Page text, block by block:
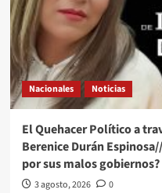
opinión
del
Lic
Eden
Lozano
Meza
desde
Cámara
Alta///Senado
perfila
una
Nacionales Noticias
El Quehacer Político a
Berenice Durán
por sus malos gobiernos?
3 agosto, 2026
0